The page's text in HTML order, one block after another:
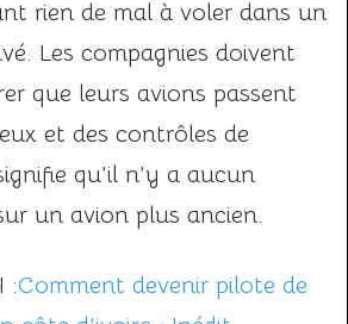
rien de mal à voler dans un
Les compagnies doivent
que leurs avions passent
et des contrôles de
qu’il n’y a aucun
un avion plus ancien.
:Comment devenir pilote de